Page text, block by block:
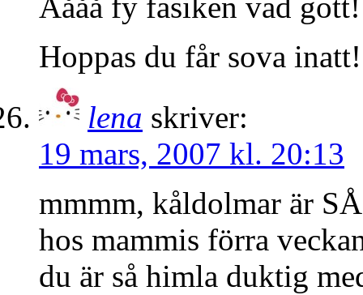
Åååå fy fasiken vad
Hoppas du får sova
lena skriver:
19 mars, 2007 kl. 20:13
mmmm, kåldolmar är
hos mammis förra
du är så himla duktig